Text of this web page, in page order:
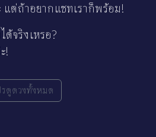
แต่ถ้าอยากแชทเราก็พร้อม!
ด้จริงเหรอ?
!
รดูดวงทั้งหมด